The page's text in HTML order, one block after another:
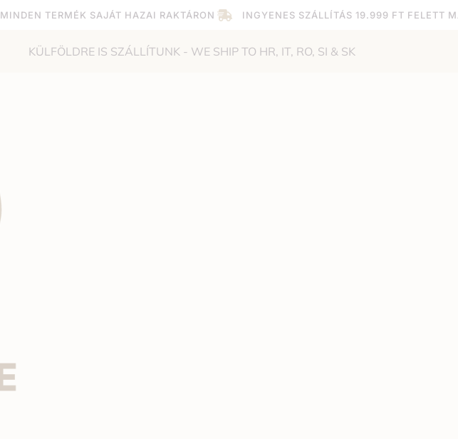
MINDEN TERMÉK SAJÁT HAZAI RAKTÁRON INGYENES SZÁLLÍTÁS 19.999 FT FELETT
KÜLFÖLDRE IS SZÁLLÍTUNK - WE SHIP TO HR, IT, RO, SI & SK